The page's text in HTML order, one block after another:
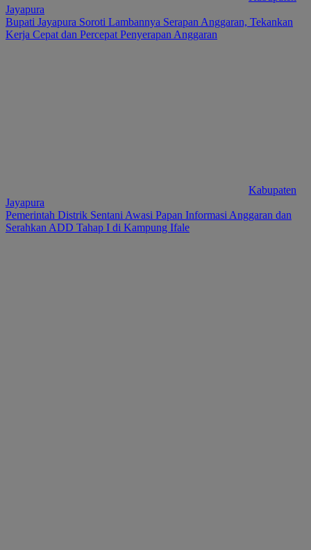
Jayapura
Bupati Jayapura Soroti Lambannya Serapan Anggaran, Tekankan
Kerja Cepat dan Percepat Penyerapan Anggaran
Kabupaten
Jayapura
Pemerintah Distrik Sentani Awasi Papan Informasi Anggaran dan
Serahkan ADD Tahap I di Kampung Ifale